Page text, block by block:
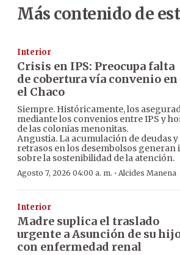
Más contenido de
Interior
Crisis en IPS: Preocupa falta
de cobertura vía convenio en
el Chaco
Siempre. Históricamente, los
mediante los convenios entre IPS y
de las colonias menonitas.
Angustia. La acumulación de deudas
retrasos en los desembolsos
sobre la sostenibilidad de la atención.
Agosto 7, 2026 04:00 a. m. · Alcides Manena
Interior
Madre suplica el traslado
urgente a Asunción de su
con enfermedad renal